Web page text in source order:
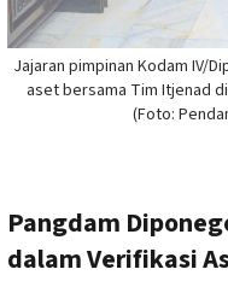
Jajaran pimpinan Kodam IV/
aset bersama Tim Itjenad
(Foto:
Pangdam
dalam Verifikasi